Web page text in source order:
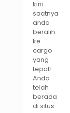
kini
saatnya
anda
beralih
ke
cargo
yang
tepat!
Anda
telah
berada
di situs